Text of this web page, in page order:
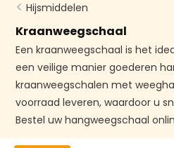
Hijsmiddelen
Kraanweegschaal
Een kraanweegschaal is het
een veilige manier goederen
kraanweegschalen met
voorraad leveren, waardoor u
Bestel uw hangweegschaal